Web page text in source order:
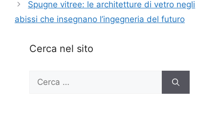
Spugne vitree: le architetture di vetro negli
abissi che insegnano l’ingegneria del futuro
Cerca nel sito
Ricerca